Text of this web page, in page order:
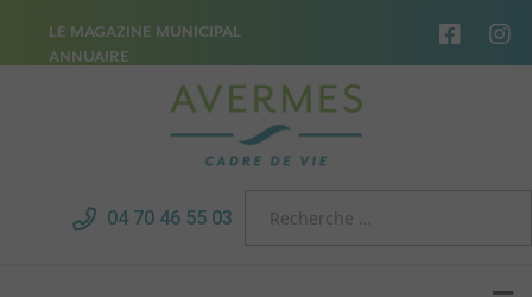
LE MAGAZINE MUNICIPAL
ANNUAIRE
04 70 46 55 03